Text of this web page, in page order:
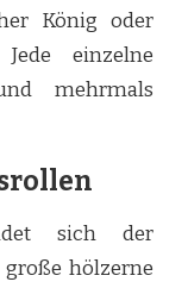
König oder
einzelne
mehrmals
sich der
hölzerne